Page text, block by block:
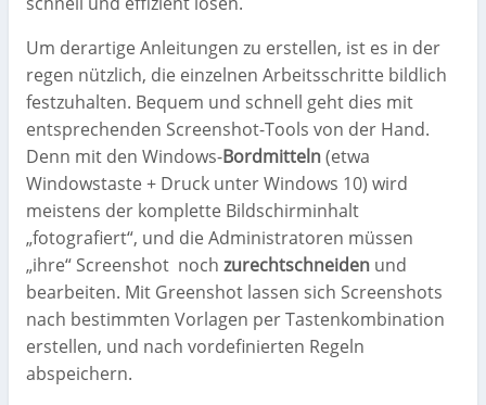
Um derartige Anleitungen zu erstellen, ist es in der
regen nützlich, die einzelnen Arbeitsschritte bildlich
festzuhalten. Bequem und schnell geht dies mit
entsprechenden Screenshot-Tools von der Hand.
Denn mit den Windows-Bordmitteln(etwa
Windowstaste + Druck unter Windows 10) wird
meistens der komplette Bildschirminhalt
„fotografiert“, und die Administratoren müssen
„ihre“ Screenshot noch zurechtschneiden und
bearbeiten. Mit Greenshot lassen sich Screenshots
nach bestimmten Vorlagen per Tastenkombination
erstellen, und nach vordefinierten Regeln
abspeichern.